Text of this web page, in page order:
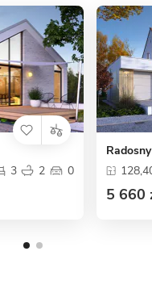
3 2 0
5 660